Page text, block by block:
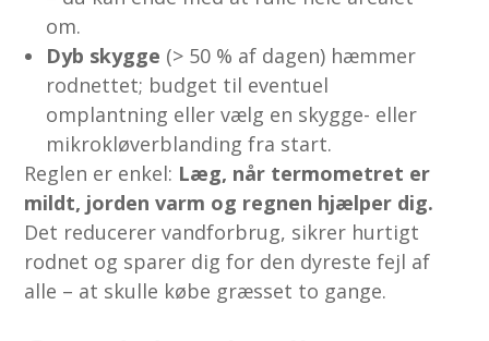
om.
Dyb skygge (> 50 % af dagen) hæmmer
rodnettet; budget til eventuel
omplantning eller vælg en skygge- eller
mikrokløverblanding fra start.
Reglen er enkel: Læg, når termometret er
mildt, jorden varm og regnen hjælper dig.
Det reducerer vandforbrug, sikrer hurtigt
rodnet og sparer dig for den dyreste fejl af
alle – at skulle købe græsset to gange.